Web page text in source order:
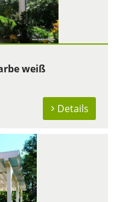
weiß
Details